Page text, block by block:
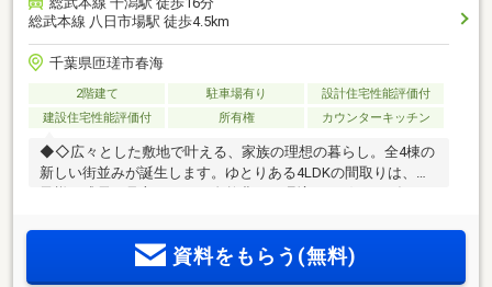
総武本線 八日市場駅 徒歩4.5km
千葉県匝瑳市春海
2階建て 駐車場有り
設計住宅性能評価付
建設住宅性能評価付
所有権 カウンターキッチン
◆◇広々とした敷地で叶える、家族の理想の暮らし。全4棟の
新しい街並みが誕生します。ゆとりある4LDKの間取りは、お
資料をもらう(無料)